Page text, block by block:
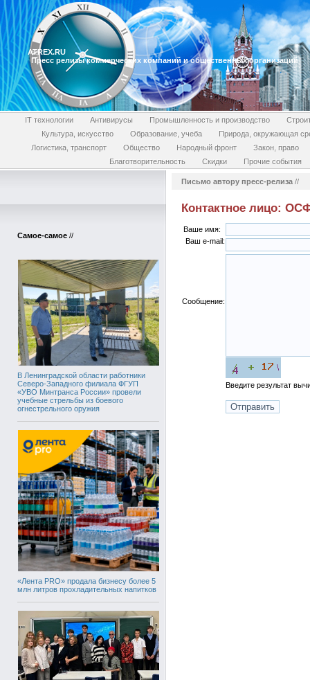
ATREX.RU
Пресс релизы коммерческих компаний и общественных организаций
IT технологии Антивирусы Промышленность и производство
Культура, искусство
Образование, учеба
Природа, окружающая
Логистика, транспорт
Общество Народный фронт
Закон, право
Благотворительность
Скидки Прочие события
Самое-самое //
В Ленинградской области работники
Северо-Западного филиала ФГУП
«УВО Минтранса России» провели
учебные стрельбы из боевого
огнестрельного оружия
«Лента PRO» продала бизнесу более 5
млн литров прохладительных напитков
Письмо автору пресс-релиза //
Контактное лицо:
Ваше имя:
Ваш e-mail:
Сообщение:
Введите результат